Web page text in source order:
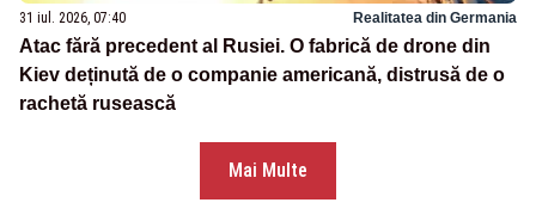
31 iul. 2026, 07:40 Realitatea din Germania
Atac fără precedent al Rusiei. O fabrică de drone din
Kiev deținută de o companie americană, distrusă de o
rachetă rusească
Mai Multe